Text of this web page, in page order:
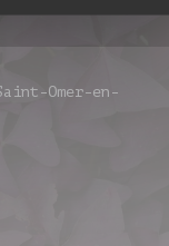
Omer-en-